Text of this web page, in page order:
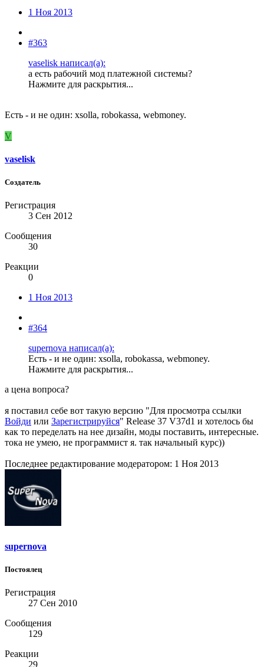
1 Ноя 2013
#363
vaselisk написал(а):
а есть рабочий мод платежной системы?
Нажмите для раскрытия...
Есть - и не один: xsolla, robokassa, webmoney.
V
vaselisk
Создатель
Регистрация
3 Сен 2012
Сообщения
30
Реакции
0
1 Ноя 2013
#364
supernova написал(а):
Есть - и не один: xsolla, robokassa, webmoney.
Нажмите для раскрытия...
а цена вопроса?
я поставил себе вот такую версию "Для просмотра ссылки
Войди или Зарегистрируйся" Release 37 V37d1 и хотелось бы
как то переделать на нее дизайн, моды поставить, интересные.
тока не умею, не программист я. так начальный курс))
Последнее редактирование модератором: 1 Ноя 2013
supernova
Постоялец
Регистрация
27 Сен 2010
Сообщения
129
Реакции
29